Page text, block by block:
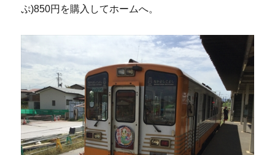
ぷ)850円を購入してホームへ。